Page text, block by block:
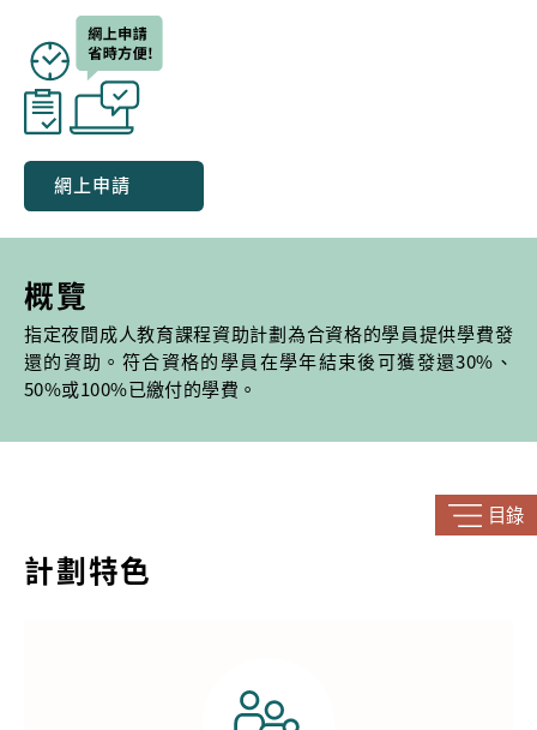
網上申請
概覽
指定夜間成人教育課程資助計劃為合資格的學員提供學費發
還的資助。符合資格的學員在學年結束後可獲發還30%、
50%或100%已繳付的學費。
目錄
計劃特色